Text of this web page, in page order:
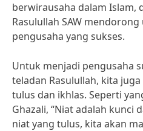
berwirausaha dalam Islam,
Rasulullah SAW
pengusaha yang sukses.
Untuk menjadi pengusaha
teladan Rasulullah, kita
tulus dan ikhlas. Seperti
Ghazali, “Niat adalah kunci
niat yang tulus, kita akan